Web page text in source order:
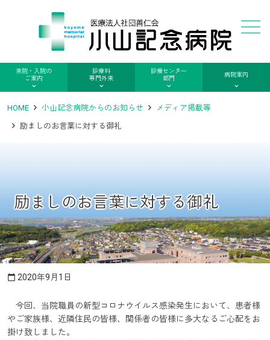
来院・入院の
ご案内
診療科
専門外来
診療センター
部門
病院案内
HOME 小山記念病院からのお知らせ
メディア掲載等
励ましのお言葉に対する御礼
励ましのお言葉に対する御礼
calendar_today 2020年9月1日
今回、当院職員の新型コロナウイルス感染発生において、患者様
やご家族様、近隣住民の皆様、関係者の皆様に多大なるご心配をお
掛け致しました。